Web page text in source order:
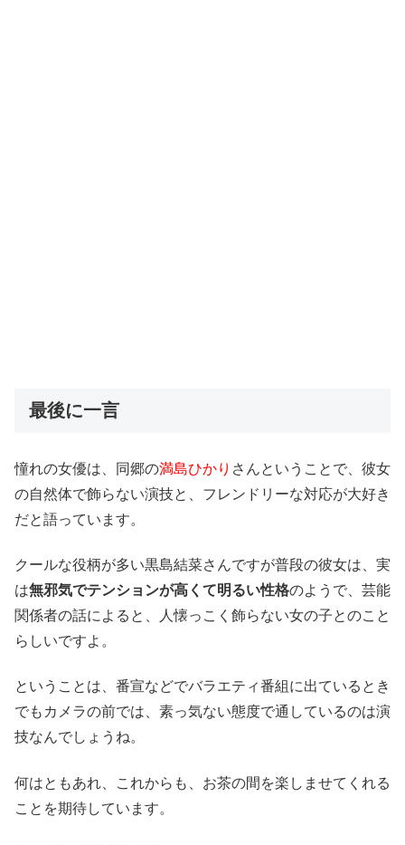
最後に一言
憧れの女優は、同郷の満島ひかり さんということで、彼女
の自然体で飾らない演技と、フレンドリーな対応が大好き
だと語っています。
クールな役柄が多い黒島結菜さんですが普段の彼女は、実
は無邪気でテンションが高くて明るい性格のようで、芸能
関係者の話によると、人懐っこく飾らない女の子とのこと
らしいですよ。
ということは、番宣などでバラエティ番組に出ているとき
でもカメラの前では、素っ気ない態度で通しているのは演
技なんでしょうね。
何はともあれ、これからも、お茶の間を楽しませてくれる
ことを期待しています。